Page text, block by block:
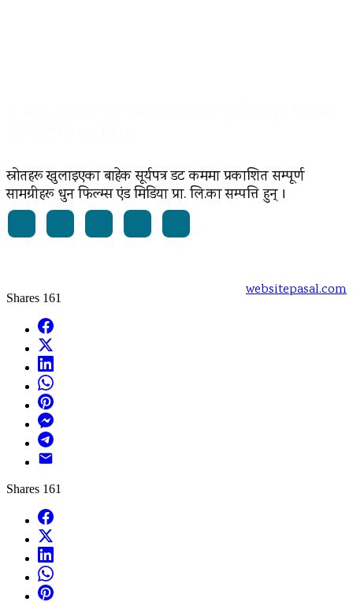
स्रोतहरू खुलाइएका बाहेक सूर्यपत्र डट कममा प्रकाशित सम्पूर्ण
सामग्रीहरू धुन फिल्म्स एंड मिडिया प्रा. लि.का सम्पत्ति हुन् ।
websitepasal.com
Shares 161
Facebook
WhatsApp
Pinterest
Messenger
Telegram
Shares 161
Facebook
WhatsApp
Pinterest